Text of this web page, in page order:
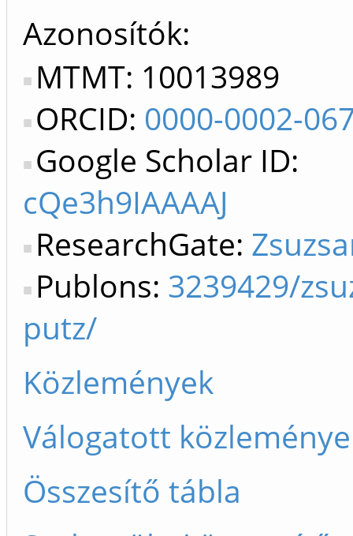
Azonosítók
MTMT: 10013989
ORCID: 0000-0002-
Google Scholar ID:
cQe3h9IAAAAJ
ResearchGate:
Publons: 3239429/
putz/
Közlemények
Válogatott
Összesítő tábla